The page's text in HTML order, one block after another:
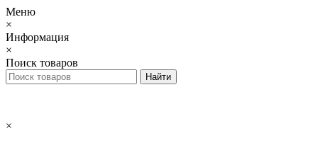
Меню
×
Информация
×
Поиск товаров
×